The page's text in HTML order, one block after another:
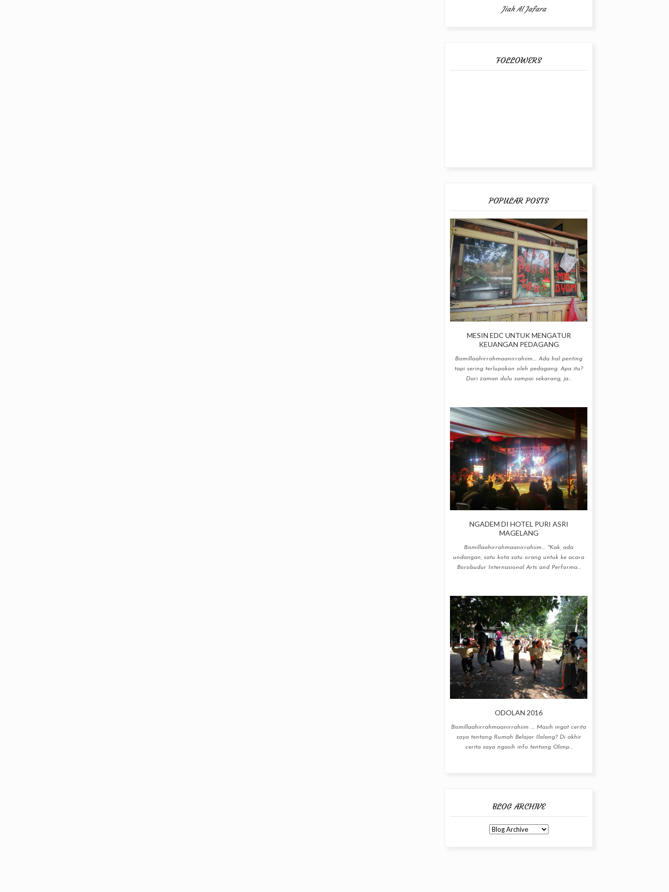
Jiah Al Jafara
FOLLOWERS
POPULAR POSTS
MESIN EDC UNTUK MENGATUR
KEUANGAN PEDAGANG
Bismillaahirrahmaanirrahiim.... Ada hal penting
tapi sering terlupakan oleh pedagang. Apa itu?
Dari zaman dulu sampai sekarang, ja...
NGADEM DI HOTEL PURI ASRI
MAGELANG
Bismillaahirrahmaanirrahiim.... "Kak, ada
undangan, satu kota satu orang untuk ke acara
Borobudur Internasional Arts and Performa...
ODOLAN 2016
Bismillaahirrahmaanirrahiim .... Masih ingat cerita
saya tentang Rumah Belajar Ilalang? Di akhir
cerita saya ngasih info tentang Olimp...
BLOG ARCHIVE